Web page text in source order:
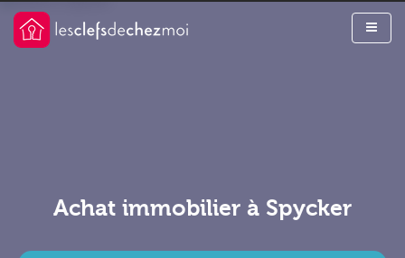
Achat immobilier à Spycker